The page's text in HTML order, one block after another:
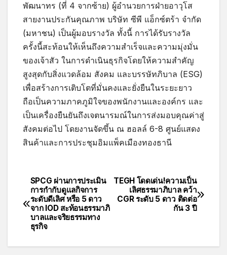
พัฒนาทร (ที่ 4 จากซ้าย) ผู้อำนวยการฝ่ายอาวุโส
สายงานประกันคุณภาพ บริษัท ซีพี แอ็กซ์ตร้า จำกัด
(มหาชน) เป็นผู้มอบรางวัล ทั้งนี้ การได้รับรางวัล
ครั้งนี้สะท้อนให้เห็นถึงความสำเร็จและความมุ่งมั่น
ของเจ้าสัว ในการดำเนินธุรกิจโดยให้ความสำคัญ
สูงสุดกับสิ่งแวดล้อม สังคม และบรรษัทภิบาล (ESG)
เพื่อสร้างการเติบโตที่มั่นคงและยั่งยืนในระยะยาว
ถือเป็นความภาคภูมิใจของพนักงานและองค์กร และ
เป็นเครื่องยืนยันถึงเจตนารมณ์ในการส่งมอบคุณค่าสู่
สังคมต่อไป โดยงานจัดขึ้น ณ ฮอลล์ 6-8 ศูนย์แสดง
สินค้าและการประชุมอิมแพ็คเมืองทองธานี
TEGH โดดเด่น!ความเป็น
เลิศธรรมาภิบาล คว้า
CGR ระดับ 5 ดาว ติดต่อ
กัน 3 ปี
SPCG ผ่านการประเมิน
การกำกับดูแลกิจการ
ระดับดีเลิศ หรือ 5 ดาว
จาก IOD สะท้อนธรรมาภิ
บาลและจริยธรรมทาง
ธุรกิจ